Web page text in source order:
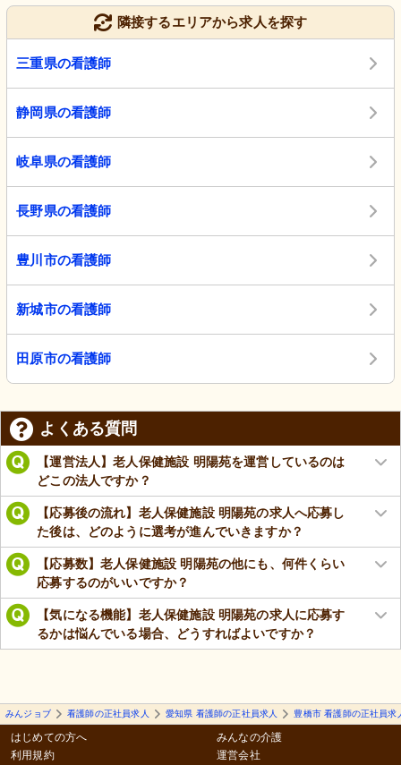
隣接するエリアから求人を探す
三重県の看護師
静岡県の看護師
岐阜県の看護師
長野県の看護師
豊川市の看護師
新城市の看護師
田原市の看護師
よくある質問
【運営法人】老人保健施設 明陽苑を運営しているのは
どこの法人ですか？
【応募後の流れ】老人保健施設 明陽苑の求人へ応募し
た後は、どのように選考が進んでいきますか？
【応募数】老人保健施設 明陽苑の他にも、何件くらい
応募するのがいいですか？
【気になる機能】老人保健施設 明陽苑の求人に応募す
るかは悩んでいる場合、どうすればよいですか？
みんジョブ 看護師の正社員求人 愛知県 看護師の正社員求人 豊橋市 看護師の正社員求
はじめての方へ
利用規約
みんなの介護
運営会社